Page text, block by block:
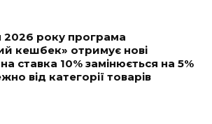
2026 року програма
кешбек» отримує нові
ставка 10% замінюється на 5%
від категорії товарів